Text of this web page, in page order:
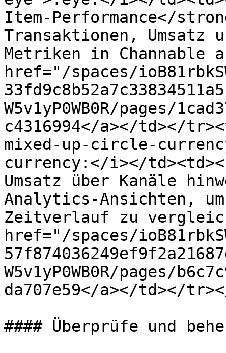
Item-Performance</
Transaktionen, Umsatz
Metriken in Channable
href="/spaces/
W5v1yP0WB0R/pages/
c4316994</a></td></
mixed-up-circle-
currency:</i></
Umsatz über Kanäle
Analytics-Ansichten,
Zeitverlauf zu
href="/spaces/
W5v1yP0WB0R/pages/
da707e59</a></td></
#### Überprüfe und